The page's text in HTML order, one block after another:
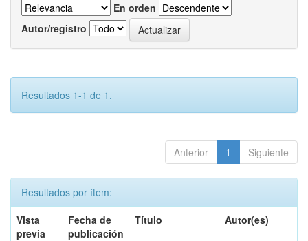
En orden
Autor/registro
Resultados 1-1 de 1.
Anterior 1 Siguiente
Resultados por ítem:
Vista
previa
Fecha de
publicación
Título Autor(es)